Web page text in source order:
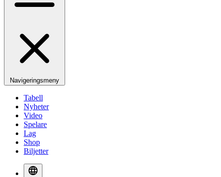
Navigeringsmeny
Tabell
Nyheter
Video
Spelare
Lag
Shop
Biljetter